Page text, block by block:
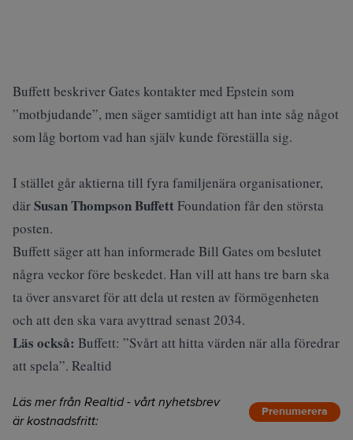
Buffett beskriver Gates kontakter med Epstein som
”motbjudande”, men säger samtidigt att han inte såg något
som låg bortom vad han själv kunde föreställa sig.
I stället går aktierna till fyra familjenära organisationer,
därSusan Thompson BuffettFoundation får den största
posten.
Buffett säger att han informerade Bill Gates om beslutet
några veckor före beskedet. Han vill att hans tre barn ska
ta över ansvaret för att dela ut resten av förmögenheten
och att den ska vara avyttrad senast 2034.
Läs också: Buffett: ”Svårt att hitta värden när alla föredrar
att spela”. Realtid
Läs mer från Realtid - vårt nyhetsbrev
är kostnadsfritt:
Prenumerera